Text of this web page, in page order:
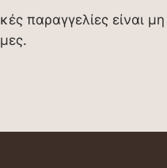
παραγγελίες είναι μη